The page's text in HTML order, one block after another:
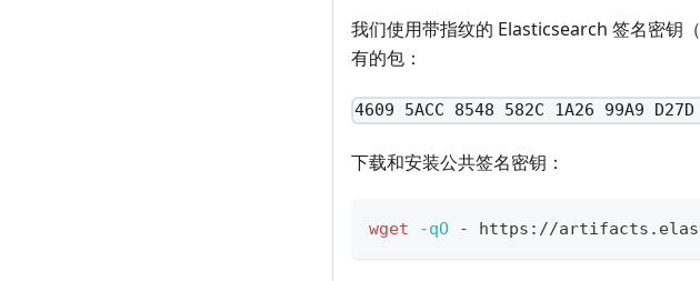
我们使用带指纹的 Elasticsearch 签名密钥
有的包：
4609 5ACC 8548 582C 1A26 99A9
下载和安装公共签名密钥：
wget -qO - https://